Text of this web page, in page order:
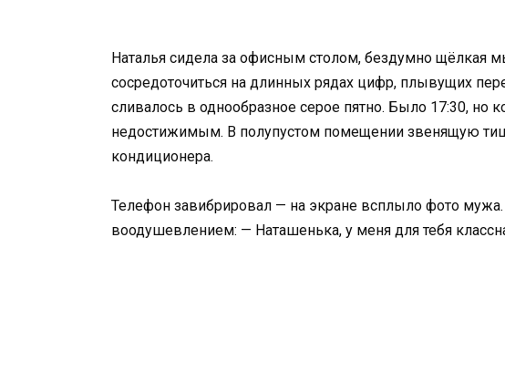
Наталья сидела за офисным столом, бездумно щёлкая
сосредоточиться на длинных рядах цифр, плывущих
сливалось в однообразное серое пятно. Было 17:30, но
недостижимым. В полупустом помещении звенящую
кондиционера.
Телефон завибрировал — на экране всплыло фото мужа.
воодушевлением: — Наташенька, у меня для тебя